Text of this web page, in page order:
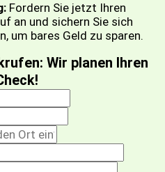
Fordern Sie jetzt Ihren
an und sichern Sie sich
um bares Geld zu sparen.
Wir planen Ihren